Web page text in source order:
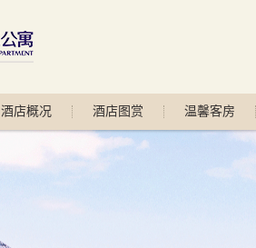
酒店概况 酒店图赏 温馨客房